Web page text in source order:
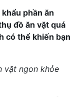
phần ăn
đồ ăn vặt quá
có thể khiến bạn
vặt ngon khỏe